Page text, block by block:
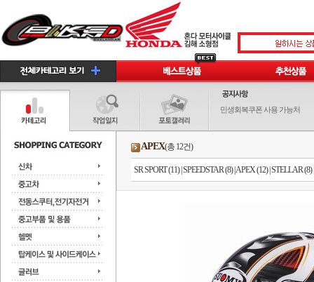
민생회복쿠폰 사용 가능처
APEX(총 12건)
SR SPORT (11)|SPEEDSTAR (8)|APEX (12)|STELLAR (8)